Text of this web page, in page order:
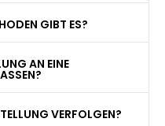
GIBT ES?
AN EINE
VERFOLGEN?